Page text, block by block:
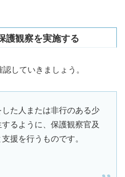
護観察を実施する
していきましょう。
た人または非行のある少
るように、保護観察官及
援を行うものです。